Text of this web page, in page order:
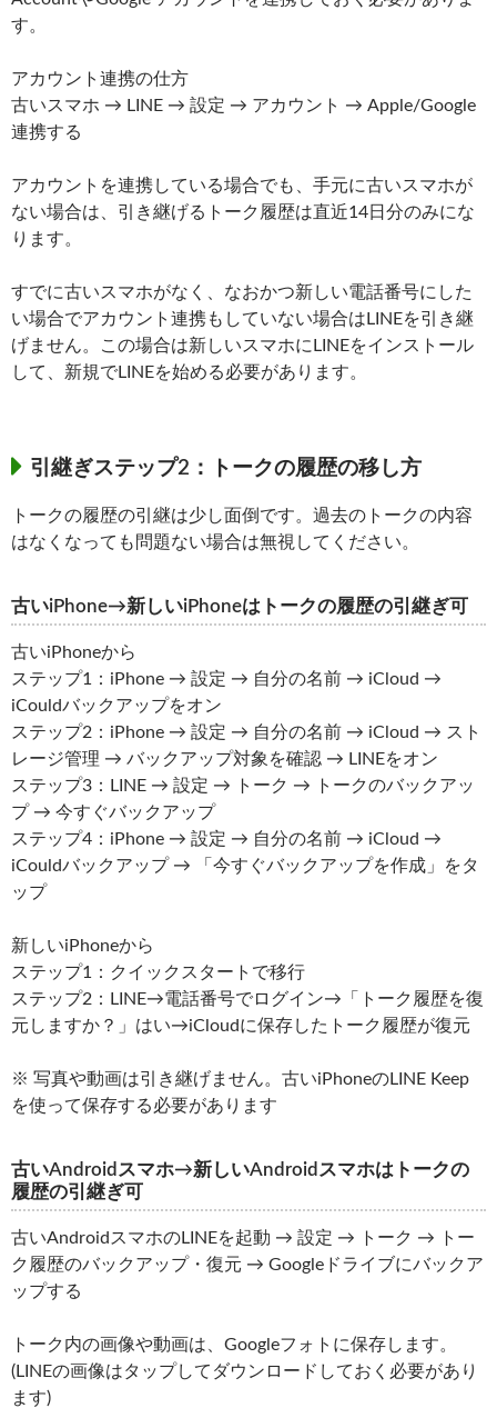
す。
アカウント連携の仕方
古いスマホ → LINE → 設定 → アカウント → Apple/Google
連携する
アカウントを連携している場合でも、手元に古いスマホが
ない場合は、引き継げるトーク履歴は直近14日分のみにな
ります。
すでに古いスマホがなく、なおかつ新しい電話番号にした
い場合でアカウント連携もしていない場合はLINEを引き継
げません。この場合は新しいスマホにLINEをインストール
して、新規でLINEを始める必要があります。
引継ぎステップ2：トークの履歴の移し方
トークの履歴の引継は少し面倒です。過去のトークの内容
はなくなっても問題ない場合は無視してください。
古いiPhone→新しいiPhoneはトークの履歴の引継ぎ可
古いiPhoneから
ステップ1：iPhone → 設定 → 自分の名前 → iCloud →
iCouldバックアップをオン
ステップ2：iPhone → 設定 → 自分の名前 → iCloud → スト
レージ管理 → バックアップ対象を確認 → LINEをオン
ステップ3：LINE → 設定 → トーク → トークのバックアッ
プ → 今すぐバックアップ
ステップ4：iPhone → 設定 → 自分の名前 → iCloud →
iCouldバックアップ → 「今すぐバックアップを作成」をタ
ップ
新しいiPhoneから
ステップ1：クイックスタートで移行
ステップ2：LINE→電話番号でログイン→「トーク履歴を復
元しますか？」はい→iCloudに保存したトーク履歴が復元
※ 写真や動画は引き継げません。古いiPhoneのLINE Keep
を使って保存する必要があります
古いAndroidスマホ→新しいAndroidスマホはトークの
履歴の引継ぎ可
古いAndroidスマホのLINEを起動 → 設定 → トーク → トー
ク履歴のバックアップ・復元 → Googleドライブにバックア
ップする
トーク内の画像や動画は、Googleフォトに保存します。
(LINEの画像はタップしてダウンロードしておく必要があり
ます)